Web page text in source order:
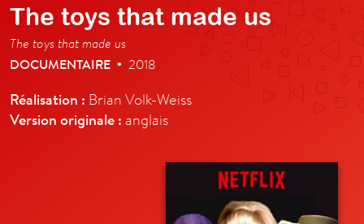
The toys that made us
The toys that made us
DOCUMENTAIRE • 2018
Réalisation : Brian Volk-Weiss
Version originale : anglais